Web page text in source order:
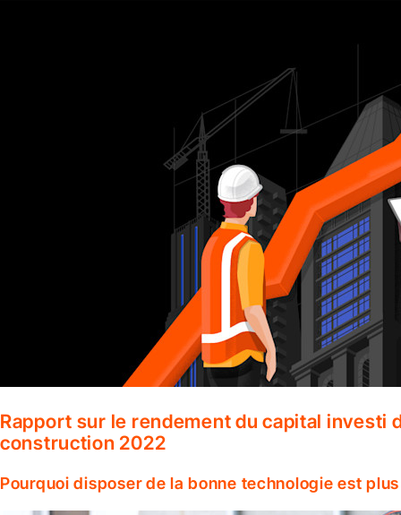
Rapport sur le rendement du capital investi
construction 2022
Pourquoi disposer de la bonne technologie est